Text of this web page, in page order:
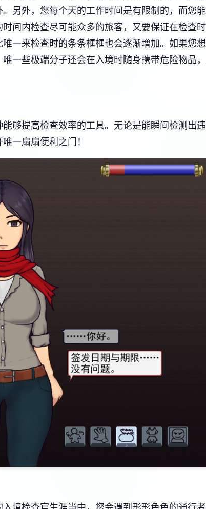
另外，您每个天的工作时间是有限制的，而您
间内检查尽可能众多的旅客，又要保证在检查
一来检查时的条条框框也会逐渐增加。如果您
一些极端分子还会在入境时随身携带危险物品
够提高检查效率的工具。无论是能瞬间检测出
一扇扇便利之门！